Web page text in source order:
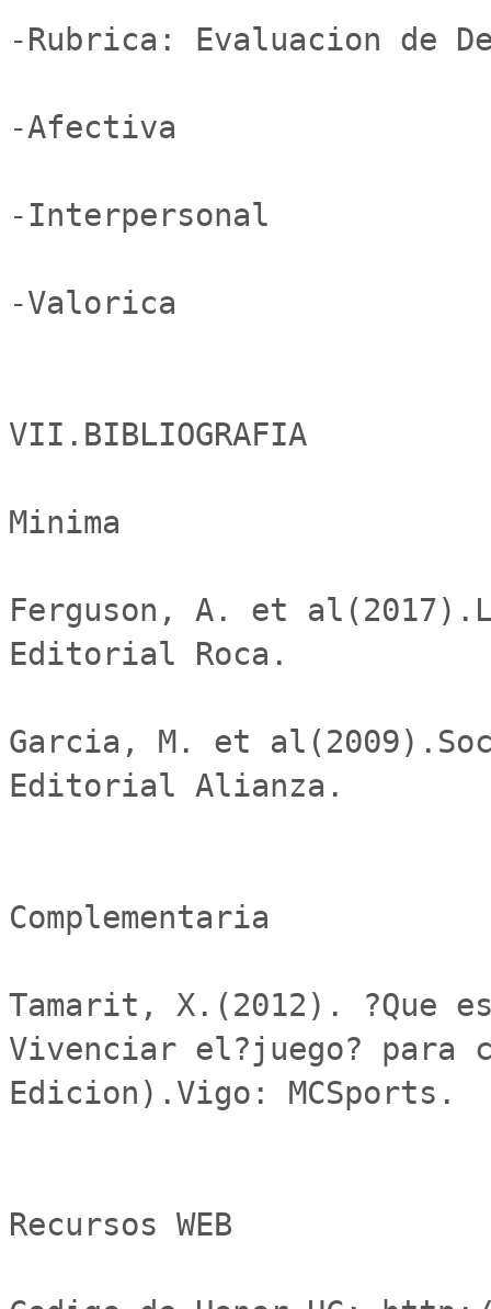
-Rubrica: Evaluacion de
-Afectiva
-Interpersonal
-Valorica
VII.BIBLIOGRAFIA
Minima
Ferguson, A. et
Editorial Roca.
Garcia, M. et
Editorial Alianza.
Complementaria
Tamarit, X.(2012). ?Que
Vivenciar el?juego? para
Edicion).Vigo: MCSports.
Recursos WEB